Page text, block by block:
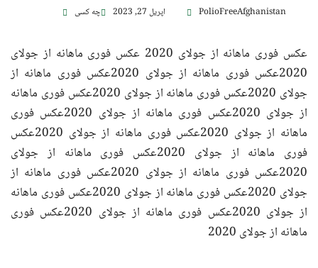
PolioFreeAfghanistan اپریل 27, 2023 چه کسی
عکس فوری ماهانه از جولای 2020 عکس فوری ماهانه از جولای
2020عکس فوری ماهانه از جولای 2020عکس فوری ماهانه از
جولای 2020عکس فوری ماهانه از جولای 2020عکس فوری ماهانه
از جولای 2020عکس فوری ماهانه از جولای 2020عکس فوری
ماهانه از جولای 2020عکس فوری ماهانه از جولای 2020عکس
فوری ماهانه از جولای 2020عکس فوری ماهانه از جولای
2020عکس فوری ماهانه از جولای 2020عکس فوری ماهانه از
جولای 2020عکس فوری ماهانه از جولای 2020عکس فوری ماهانه
از جولای 2020عکس فوری ماهانه از جولای 2020عکس فوری
ماهانه از جولای 2020